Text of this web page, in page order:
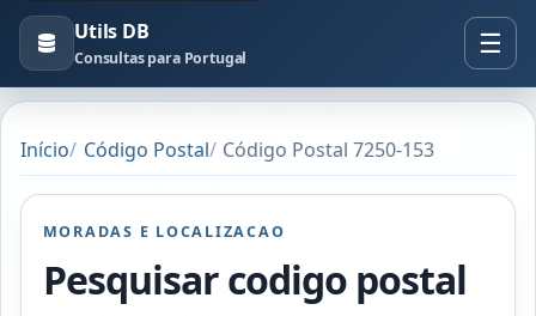
Utils DB
Consultas para Portugal
Início Código Postal Código Postal 7250-153
MORADAS E LOCALIZACAO
Pesquisar codigo postal